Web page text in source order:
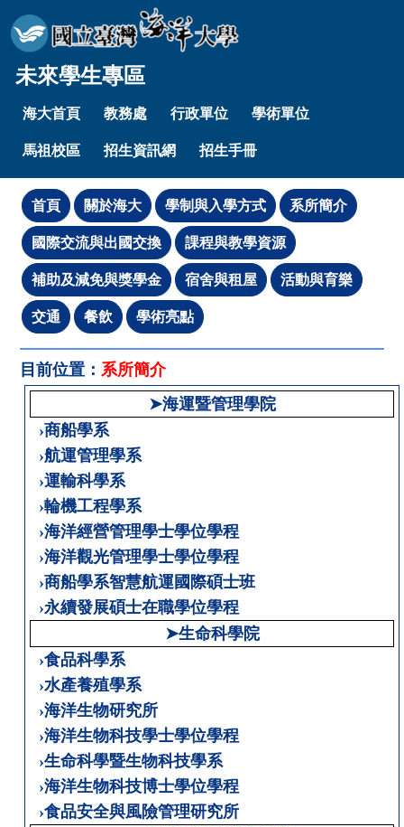
未來學生專區
海大首頁 教務處 行政單位 學術單位
馬祖校區 招生資訊網 招生手冊
目前位置： 系所簡介
➤海運暨管理學院
›商船學系
›航運管理學系
›運輸科學系
›輪機工程學系
›海洋經營管理學士學位學程
›海洋觀光管理學士學位學程
›商船學系智慧航運國際碩士班
›永續發展碩士在職學位學程
➤生命科學院
›食品科學系
›水產養殖學系
›海洋生物研究所
›海洋生物科技學士學位學程
›生命科學暨生物科技學系
›海洋生物科技博士學位學程
›食品安全與風險管理研究所